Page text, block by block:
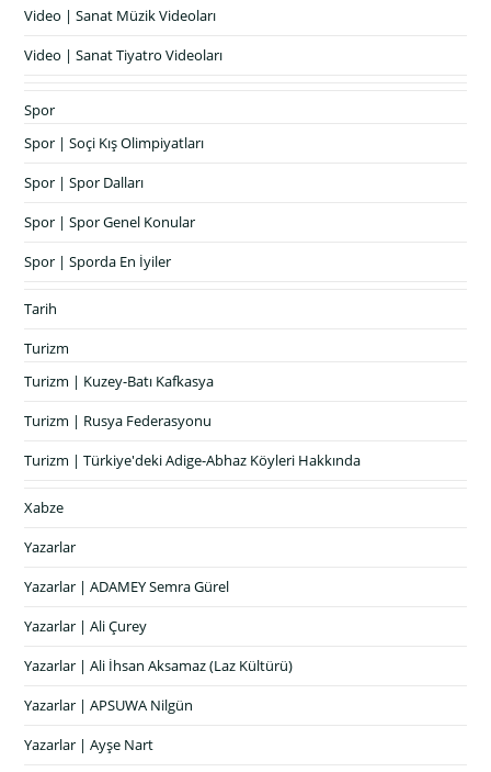
Video | Sanat Müzik Videoları
Video | Sanat Tiyatro Videoları
Spor
Spor | Soçi Kış Olimpiyatları
Spor | Spor Dalları
Spor | Spor Genel Konular
Spor | Sporda En İyiler
Tarih
Turizm
Turizm | Kuzey-Batı Kafkasya
Turizm | Rusya Federasyonu
Turizm | Türkiye'deki Adige-Abhaz Köyleri Hakkında
Xabze
Yazarlar
Yazarlar | ADAMEY Semra Gürel
Yazarlar | Ali Çurey
Yazarlar | Ali İhsan Aksamaz (Laz Kültürü)
Yazarlar | APSUWA Nilgün
Yazarlar | Ayşe Nart